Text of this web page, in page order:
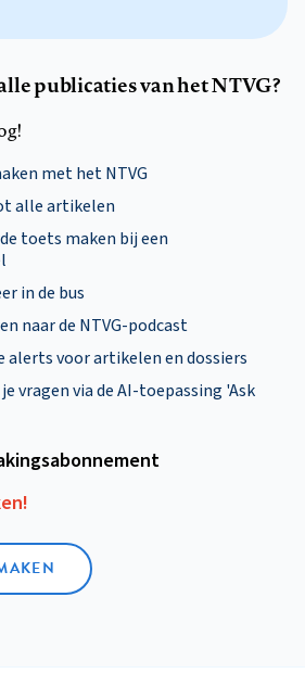
publicaties van het NTVG?
met het NTVG
alle artikelen
toets maken bij een
in de bus
naar de NTVG-podcast
alerts voor artikelen en dossiers
vragen via de AI-toepassing 'Ask